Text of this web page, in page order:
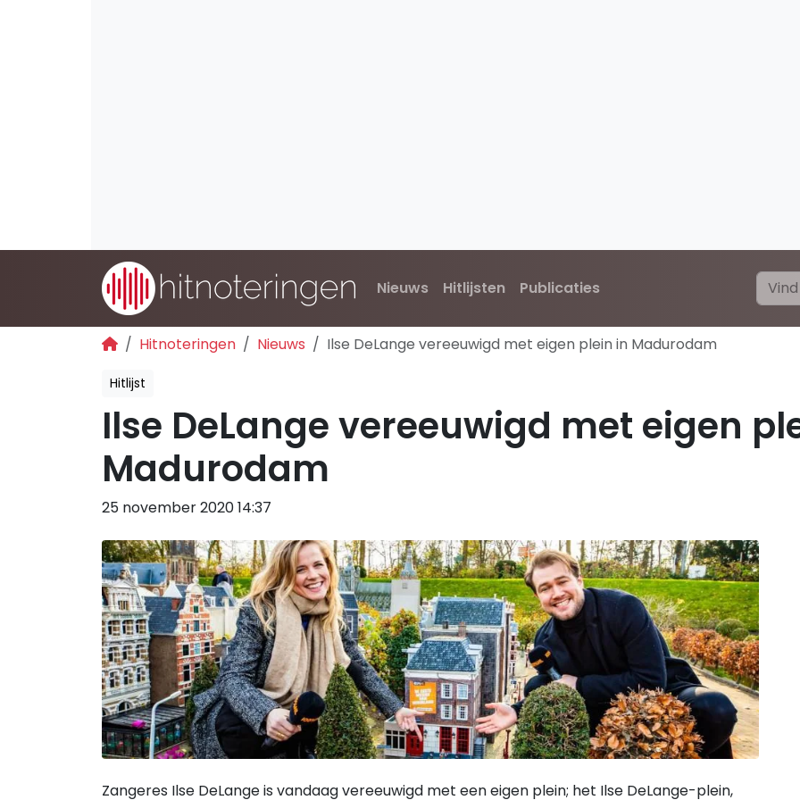
Nieuws Hitlijsten Publicaties
Hitnoteringen Nieuws Ilse DeLange vereeuwigd met eigen plein in Madurodam
Hitlijst
Ilse DeLange vereeuwigd met eigen
Madurodam
25 november 2020 14:37
Zangeres Ilse DeLange is vandaag vereeuwigd met een eigen plein; het Ilse DeLange-plein,